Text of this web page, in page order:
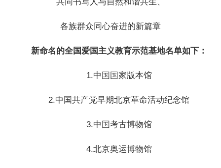
各族群众同心奋进的新篇章
新命名的全国爱国主义教育示范基地名单如下：
1.中国国家版本馆
2.中国共产党早期北京革命活动纪念馆
3.中国考古博物馆
4.北京奥运博物馆